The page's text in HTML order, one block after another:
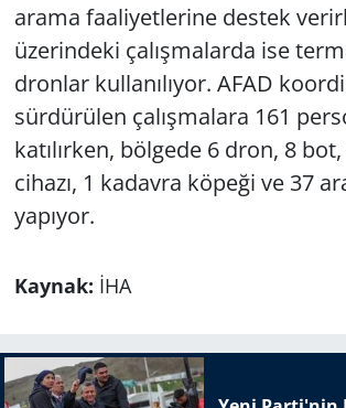
arama faaliyetlerine destek
üzerindeki çalışmalarda ise
dronlar kullanılıyor. AFAD
sürdürülen çalışmalara 161
katılırken, bölgede 6 dron, 8
cihazı, 1 kadavra köpeği ve 37
yapıyor.
Kaynak: İHA